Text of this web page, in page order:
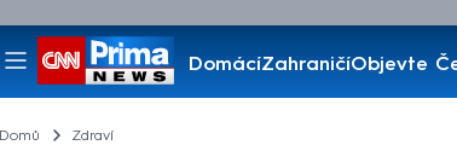
DomácíZahraničíObjevte
Pořady
Domů Zdraví